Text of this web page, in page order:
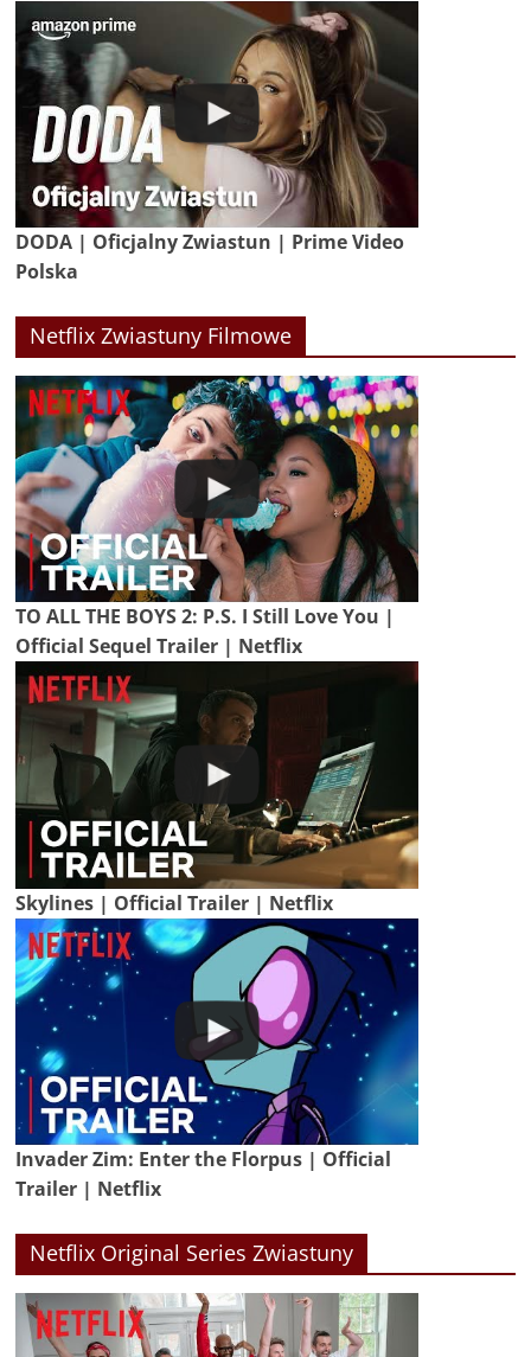
DODA | Oficjalny Zwiastun | Prime Video
Polska
Netflix Zwiastuny Filmowe
TO ALL THE BOYS 2: P.S. I Still Love You |
Official Sequel Trailer | Netflix
Skylines | Official Trailer | Netflix
Invader Zim: Enter the Florpus | Official
Trailer | Netflix
Netflix Original Series Zwiastuny